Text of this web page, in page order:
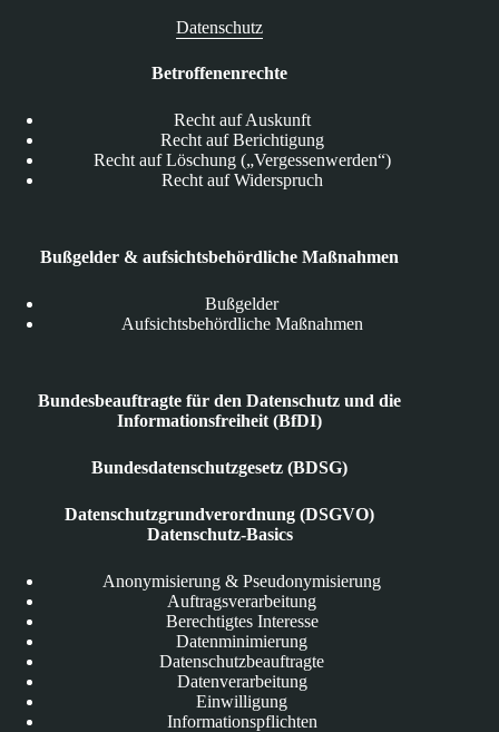
Datenschutz
Betroffenenrechte
Recht auf Auskunft
Recht auf Berichtigung
Recht auf Löschung („Vergessenwerden“)
Recht auf Widerspruch
Bußgelder & aufsichtsbehördliche Maßnahmen
Bußgelder
Aufsichtsbehördliche Maßnahmen
Bundesbeauftragte für den Datenschutz und die
Informationsfreiheit (BfDI)
Bundesdatenschutzgesetz (BDSG)
Datenschutzgrundverordnung (DSGVO)
Datenschutz-Basics
Anonymisierung & Pseudonymisierung
Auftragsverarbeitung
Berechtigtes Interesse
Datenminimierung
Datenschutzbeauftragte
Datenverarbeitung
Einwilligung
Informationspflichten